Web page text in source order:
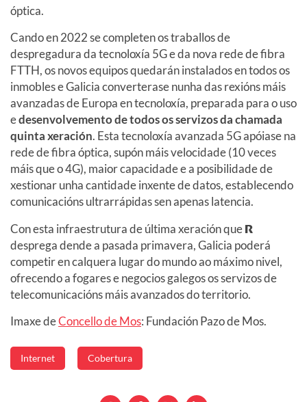
óptica.
Cando en 2022 se completen os traballos de
despregadura da tecnoloxía 5G e da nova rede de fibra
FTTH, os novos equipos quedarán instalados en todos os
inmobles e Galicia converterase nunha das rexións máis
avanzadas de Europa en tecnoloxía, preparada para o uso
edesenvolvemento de todos os servizos da chamada
quinta xeración. Esta tecnoloxía avanzada 5G apóiase na
rede de fibra óptica, supón máis velocidade (10 veces
máis que o 4G), maior capacidade e a posibilidade de
xestionar unha cantidade inxente de datos, establecendo
comunicacións ultrarrápidas sen apenas latencia.
Con esta infraestrutura de última xeración queR
desprega dende a pasada primavera, Galicia poderá
competir en calquera lugar do mundo ao máximo nivel,
ofrecendo a fogares e negocios galegos os servizos de
telecomunicacións máis avanzados do territorio.
Imaxe deConcello de Mos: Fundación Pazo de Mos.
Internet Cobertura